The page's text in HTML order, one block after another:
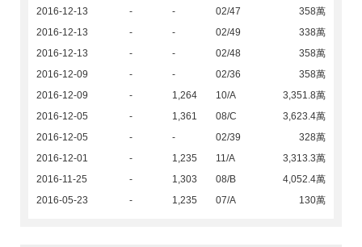
2016-12-13
- - 02/47
358萬
2016-12-13
- - 02/49
338萬
2016-12-13
- - 02/48
358萬
2016-12-09
- - 02/36
358萬
2016-12-09
- 1,264 10/A
3,351.8萬
2016-12-05
- 1,361 08/C
3,623.4萬
2016-12-05
- - 02/39
328萬
2016-12-01
- 1,235 11/A
3,313.3萬
2016-11-25
- 1,303 08/B
4,052.4萬
2016-05-23
- 1,235 07/A 130萬